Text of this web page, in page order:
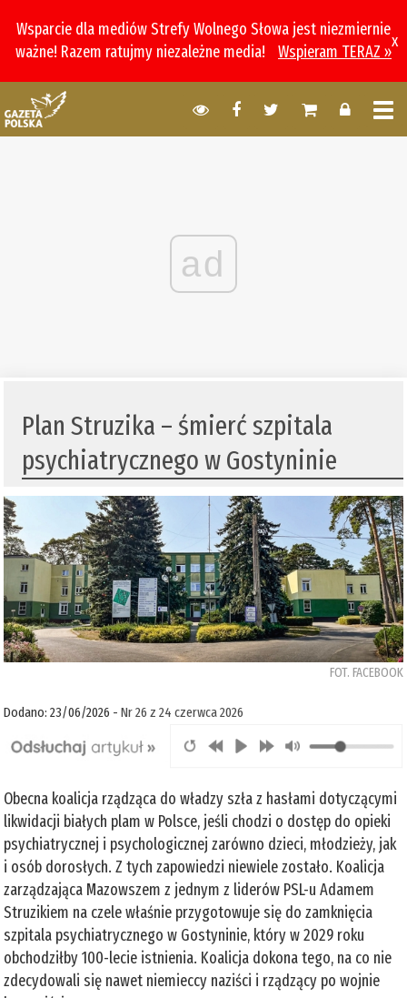
Wsparcie dla mediów Strefy Wolnego Słowa jest niezmiernie
ważne! Razem ratujmy niezależne media!
Wspieram TERAZ »
x
ad
Plan Struzika – śmierć szpitala
psychiatrycznego w Gostyninie
FOT. FACEBOOK
Dodano: 23/06/2026 -Nr 26 z 24 czerwca 2026
Obecna koalicja rządząca do władzy szła z hasłami dotyczącymi
likwidacji białych plam w Polsce, jeśli chodzi o dostęp do opieki
psychiatrycznej i psychologicznej zarówno dzieci, młodzieży, jak
i osób dorosłych. Z tych zapowiedzi niewiele zostało. Koalicja
zarządzająca Mazowszem z jednym z liderów PSL-u Adamem
Struzikiem na czele właśnie przygotowuje się do zamknięcia
szpitala psychiatrycznego w Gostyninie, który w 2029 roku
obchodziłby 100-lecie istnienia. Koalicja dokona tego, na co nie
zdecydowali się nawet niemieccy naziści i rządzący po wojnie